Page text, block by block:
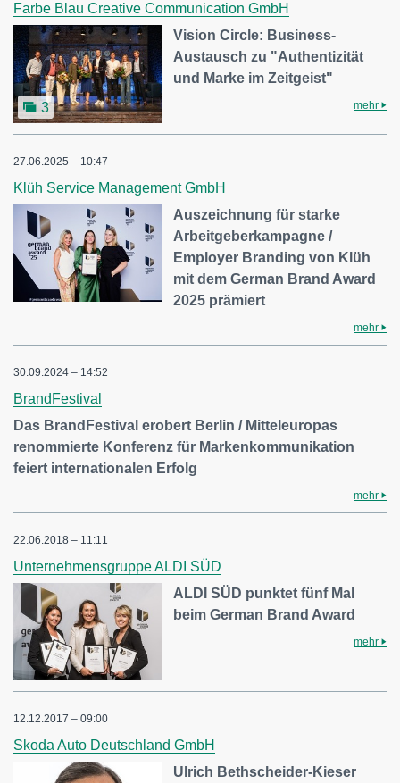
Farbe Blau Creative Communication GmbH
3
Vision Circle: Business-
Austausch zu "Authentizität
und Marke im Zeitgeist"
mehr
27.06.2025 – 10:47
Klüh Service Management GmbH
Auszeichnung für starke
Arbeitgeberkampagne /
Employer Branding von Klüh
mit dem German Brand Award
2025 prämiert
mehr
30.09.2024 – 14:52
BrandFestival
Das BrandFestival erobert Berlin / Mitteleuropas
renommierte Konferenz für Markenkommunikation
feiert internationalen Erfolg
mehr
22.06.2018 – 11:11
Unternehmensgruppe ALDI SÜD
ALDI SÜD punktet fünf Mal
beim German Brand Award
mehr
12.12.2017 – 09:00
Skoda Auto Deutschland GmbH
Ulrich Bethscheider-Kieser